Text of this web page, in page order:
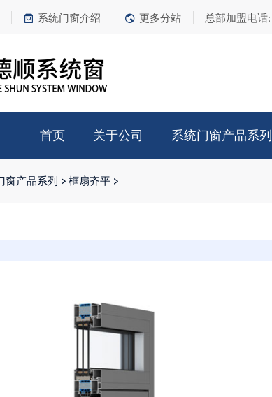
系统门窗介绍 更多分站 总部加盟电话:
首页 关于公司 系统门窗产品系列
窗产品系列 > 框扇齐平 >